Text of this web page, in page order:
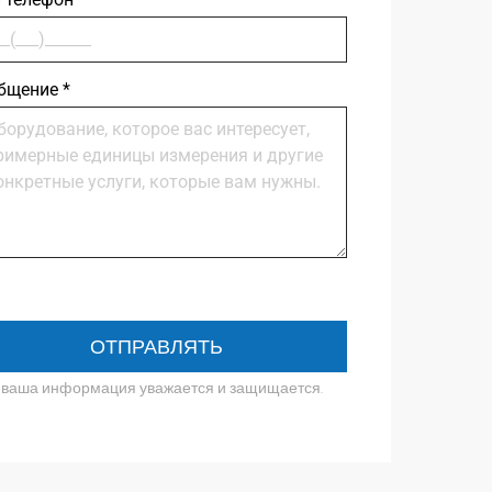
*
ОТПРАВЛЯТЬ
информация уважается и защищается.